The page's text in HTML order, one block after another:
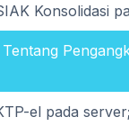
Konsolidasi
el pada server;